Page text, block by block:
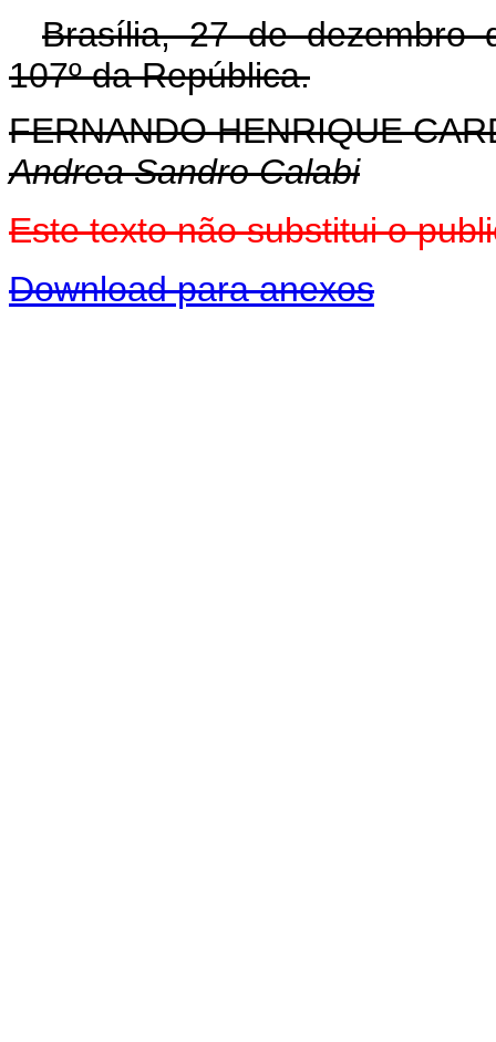
Brasília, 27 de dezembro
107º da República.
FERNANDO HENRIQUE
Andrea Sandro Calabi
Este texto não substitui o
Download para anexos